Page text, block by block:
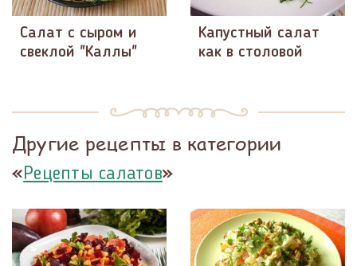
Салат с сыром и
свеклой "Каллы"
Капустный салат
как в столовой
Другие рецепты в категории
«Рецепты салатов»